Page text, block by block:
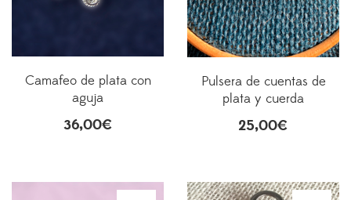
Camafeo de plata con
aguja
36,00€
Pulsera de cuentas de
plata y cuerda
25,00€